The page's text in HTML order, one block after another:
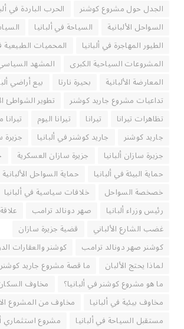
الجدل حول مشروع كوشنر
الحرب الباردة في
السواحل الألبانية
السياحة في ألبانيا
الطيور المهاجرة في ألبانيا
المحميات الطبيعية
المشروعات السياحية الكبرى
المشهد السياسي
المعارضة الألبانية
بحيرة نارتا
بيع أراضي
تداعيات مشروع جاريد كوشنر
تطوير الشواطئ
تظاهرات تيرانا
تيرانا تيرانا اليوم
جاريد كوشنر
جاريد كوشنر في ألبانيا
جزيرة
جزيرة سازان ألبانيا
جزيرة سازان العسكرية
حماية البيئة في ألبانيا
حماية السواحل الألبانية
خصخصة السواحل
خلافات سياسية في ألبانيا
رئيس وزراء ألبانيا
صهر دونالد ترامب
غضب الشارع الألباني
قضية جزيرة سازان
كوشنر صهر دونالد ترامب
كوشنر والعقارات
لماذا يحتج الألبان
ما قصة مشروع جاريد كوشنر
ما هو مشروع كوشنر في ألبانيا؟
مخاوف
مخاوف بيئية في ألبانيا
مخاوف من المشروع
مستقبل السياحة في ألبانيا
مشروع استثماري